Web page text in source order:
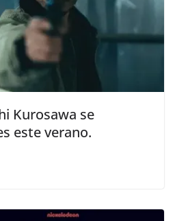
Kurosawa se
este verano.